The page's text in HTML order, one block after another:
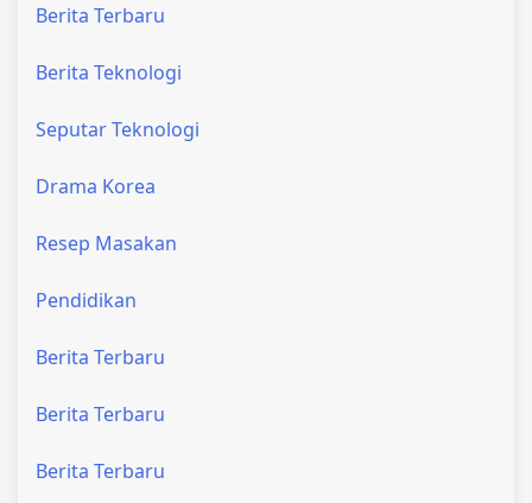
Berita Terbaru
Berita Teknologi
Seputar Teknologi
Drama Korea
Resep Masakan
Pendidikan
Berita Terbaru
Berita Terbaru
Berita Terbaru